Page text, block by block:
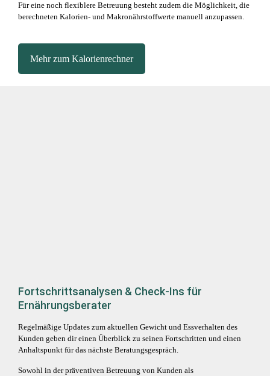
Für eine noch flexiblere Betreuung besteht zudem die Möglichkeit, die
berechneten Kalorien- und Makronährstoffwerte manuell anzupassen.
Mehr zum Kalorienrechner
Fortschrittsanalysen & Check-Ins für
Ernährungsberater
Regelmäßige Updates zum aktuellen Gewicht und Essverhalten des
Kunden geben dir einen Überblick zu seinen Fortschritten und einen
Anhaltspunkt für das nächste Beratungsgespräch.
Sowohl in der präventiven Betreuung von Kunden als